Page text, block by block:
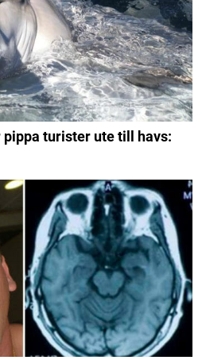
turister ute till havs: